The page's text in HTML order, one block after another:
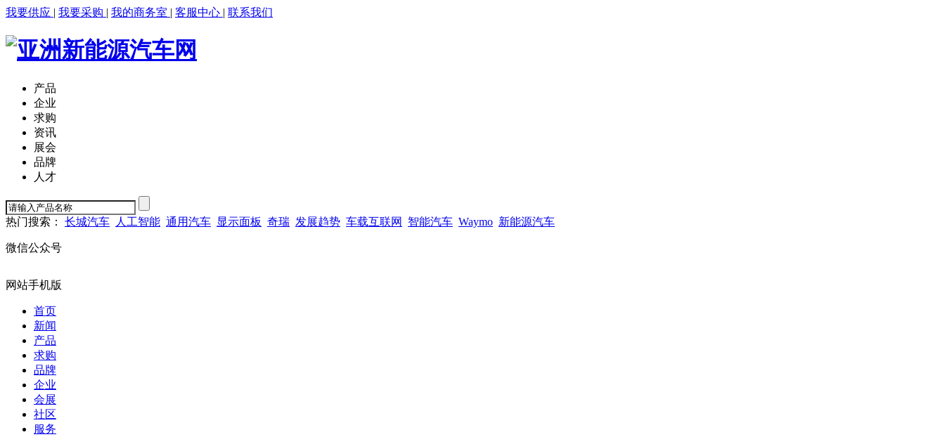
我要供应 | 我要采购 | 我的商务室 | 客服中心 | 联系我们
产品
企业
求购
资讯
展会
品牌
人才
热门搜索： 长城汽车 人工智能 通用汽车 显示面板 奇瑞 发展趋势 车载互联网 智能汽车 Waymo 新能源汽车
微信公众号
网站手机版
首页
新闻
产品
求购
品牌
企业
会展
社区
服务